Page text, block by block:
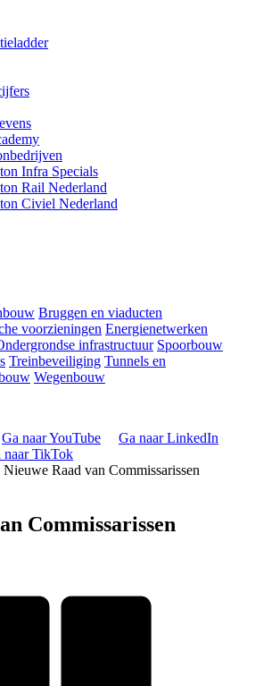
Infra Specials
Rail Nederland
Civiel Nederland
Bruggen en viaducten
voorzieningen Energienetwerken
infrastructuur Spoorbouw
Treinbeveiliging Tunnels en
Wegenbouw
Ga naar YouTube
Ga naar LinkedIn
naar TikTok
Nieuwe Raad van Commissarissen
Commissarissen